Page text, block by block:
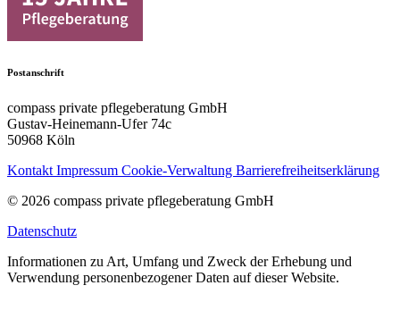
Postanschrift
compass private pflegeberatung GmbH
Gustav-Heinemann-Ufer 74c
50968 Köln
Kontakt Impressum Cookie-Verwaltung Barrierefreiheitserklärung
© 2026 compass private pflegeberatung GmbH
Datenschutz
Informationen zu Art, Umfang und Zweck der Erhebung und
Verwendung personenbezogener Daten auf dieser Website.